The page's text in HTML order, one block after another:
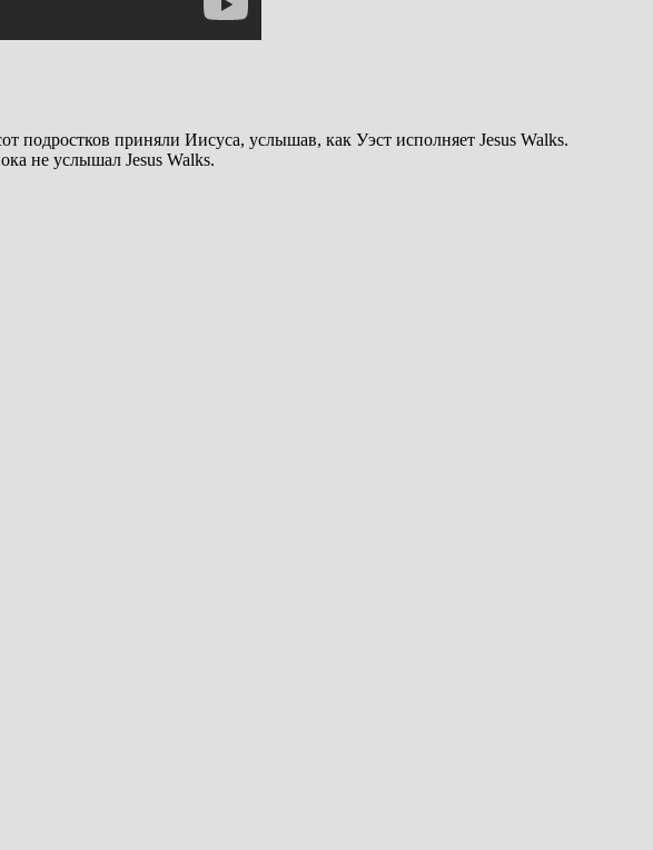
подростков приняли Иисуса, услышав, как Уэст исполняет Jesus Walks.
не услышал Jesus Walks.